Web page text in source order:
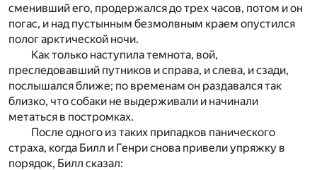
сменивший его, продержался до трех часов, потом и он
погас, и над пустынным безмолвным краем опустился
полог арктической ночи.
Как только наступила темнота, вой,
преследовавший путников и справа, и слева, и сзади,
послышался ближе; по временам он раздавался так
близко, что собаки не выдерживали и начинали
метаться в постромках.
После одного из таких припадков панического
страха, когда Билл и Генри снова привели упряжку в
порядок, Билл сказал: